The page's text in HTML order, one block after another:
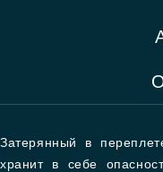
Затерянный в
хранит в себе